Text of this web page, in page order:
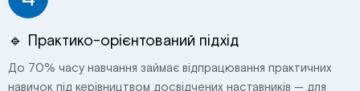
🔹 Практико-орієнтований підхід
До 70% часу навчання займає відпрацювання практичних
навичок під керівництвом досвідчених наставників — для